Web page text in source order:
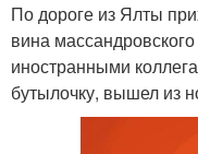
По дороге из Ялты
вина
иностранными
бутылочку, вышел из